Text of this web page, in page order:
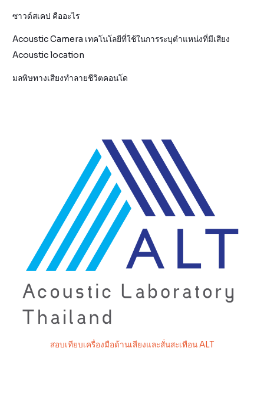
ซาวด์สเคป คืออะไร
Acoustic Camera เทคโนโลยีที่ใช้ในการระบุตำแหน่งที่มีเสียง
Acoustic location
มลพิษทางเสียงทำลายชีวิตคอนโด
สอบเทียบเครื่องมือด้านเสียงและสั่นสะเทือน ALT